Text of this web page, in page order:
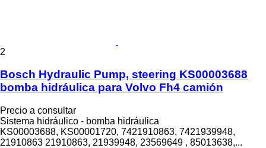
2
Bosch Hydraulic Pump, steering KS00003688
bomba hidráulica para Volvo Fh4 camión
Precio a consultar
Sistema hidráulico - bomba hidráulica
KS00003688, KS00001720, 7421910863, 7421939948,
21910863 21910863, 21939948, 23569649 , 85013638,...